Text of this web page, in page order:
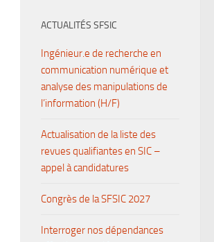
ACTUALITÉS SFSIC
Ingénieur.e de recherche en
communication numérique et
analyse des manipulations de
l’information (H/F)
Actualisation de la liste des
revues qualifiantes en SIC –
appel à candidatures
Congrès de la SFSIC 2027
Interroger nos dépendances